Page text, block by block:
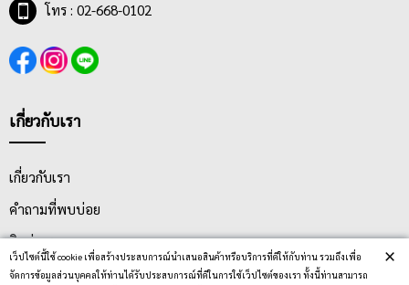
เว็ปไซต์นี้ใช้ cookie เพื่อสร้างประสบการณ์นำเสนอสินค้าหรือบริการที่ดีให้กับท่าน รวมถึงเพื่อ
จัดการข้อมูลส่วนบุคคลให้ท่านได้รับประสบการณ์ที่ดีในการใช้เว็ปไซต์ของเรา ทั้งนี้ท่านสามารถ
×
โทร : 02-668-0102
เกี่ยวกับเรา
เกี่ยวกับเรา
คำถามที่พบบ่อย
ติดต่อเรา
ประกาศนโยบายความเป็นส่วนตัว